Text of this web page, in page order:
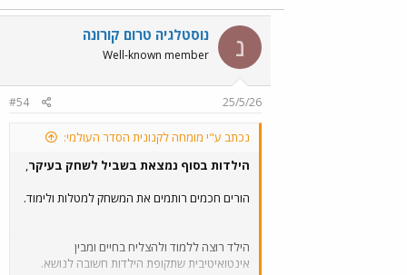
נ נוסטלגיה טרום קורונה
Well-known member
25/5/26
#54
נכתב ע"י מומחה לקנונית הסדר העולמי:
הילדות בסוף נמצאת בשביל לשחק בעיקר
הורים חכמים רותמים את המשחק למטלות ולימוד.
הילד רוצה ללמוד ולהצליח בחיים ומבין
אינטואיטיבית שתקופת הילדות חשובה לנושא.